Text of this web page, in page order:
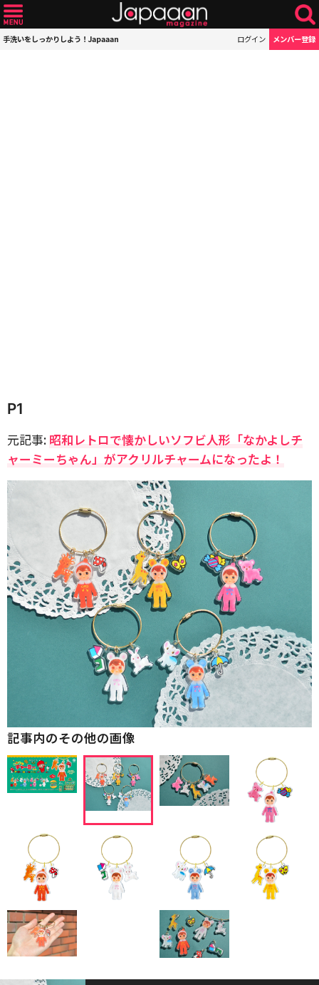
手洗いをしっかりしよう！Japaaan ログイン メンバー登録
P1
元記事: 昭和レトロで懐かしいソフビ人形「なかよしチ
ャーミーちゃん」がアクリルチャームになったよ！
記事内のその他の画像